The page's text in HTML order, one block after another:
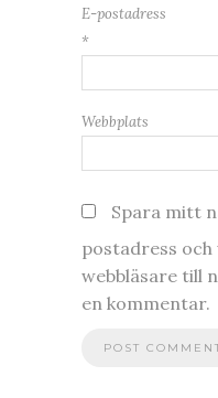
E-postadress
*
Webbplats
Spara mitt
postadress och
webbläsare till
en kommentar.